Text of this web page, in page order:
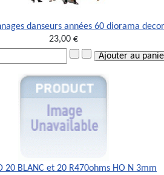
danseurs années 60 diorama
23,00 €
20 BLANC et 20 R470ohms HO N 3mm